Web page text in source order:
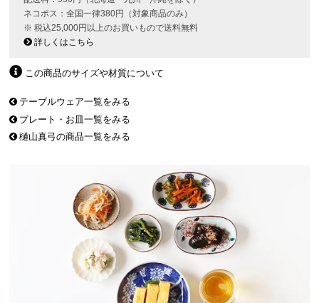
ネコポス：全国一律380円（対象商品のみ）
※ 税込25,000円以上のお買いもので送料無料
詳しくはこちら
この商品のサイズや材質について
テーブルウェア一覧をみる
プレート・お皿一覧をみる
樋山真弓の商品一覧をみる